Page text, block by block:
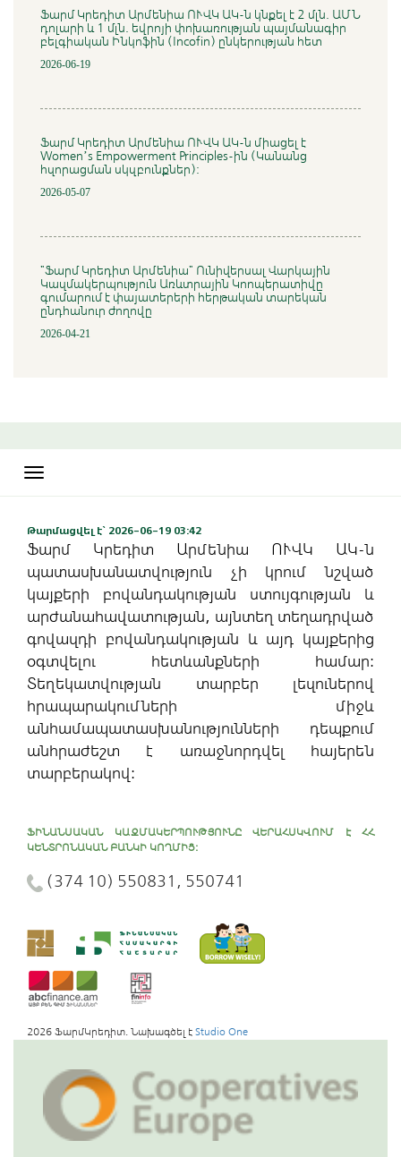
Ֆարմ Կրեդիտ Արմենիա ՈՒՎԿ ԱԿ-ն կնքել է 2 մլն. ԱՄՆ
դոլարի և 1 մլն. եվրոյի փոխառության պայմանագիր
բելգիական Ինկոֆին (Incofin) ընկերության հետ
2026-06-19
Ֆարմ Կրեդիտ Արմենիա ՈՒՎԿ ԱԿ-ն միացել է
Women’s Empowerment Principles-ին (Կանանց
հզորացման սկզբունքներ)։
2026-05-07
"Ֆարմ Կրեդիտ Արմենիա" Ունիվերսալ Վարկային
Կազմակերպություն Առևտրային Կոոպերատիվը
գումարում է փայատերերի հերթական տարեկան
ընդհանուր ժողովը
2026-04-21
Toggle
Թարմացվել է` 2026-06-19 03:42
Ֆարմ Կրեդիտ Արմենիա ՈՒՎԿ ԱԿ-ն
պատասխանատվություն չի կրում նշված
կայքերի բովանդակության ստույգության և
արժանահավատության, այնտեղ տեղադրված
գովազդի բովանդակության և այդ կայքերից
օգտվելու հետևանքների համար:
Տեղեկատվության տարբեր լեզուներով
հրապարակումների միջև
անհամապատասխանությունների դեպքում
անհրաժեշտ է առաջնորդվել հայերեն
տարբերակով:
ՖԻՆԱՆՍԱԿԱՆ ԿԱԶՄԱԿԵՐՊՈՒԹՅՈՒՆԸ ՎԵՐԱՀՍԿՎՈՒՄ Է ՀՀ
ԿԵՆՏՐՈՆԱԿԱՆ ԲԱՆԿԻ ԿՈՂՄԻՑ:
(374 10) 550831, 550741
2026 ՖարմԿրեդիտ. Նախագծել է Studio One